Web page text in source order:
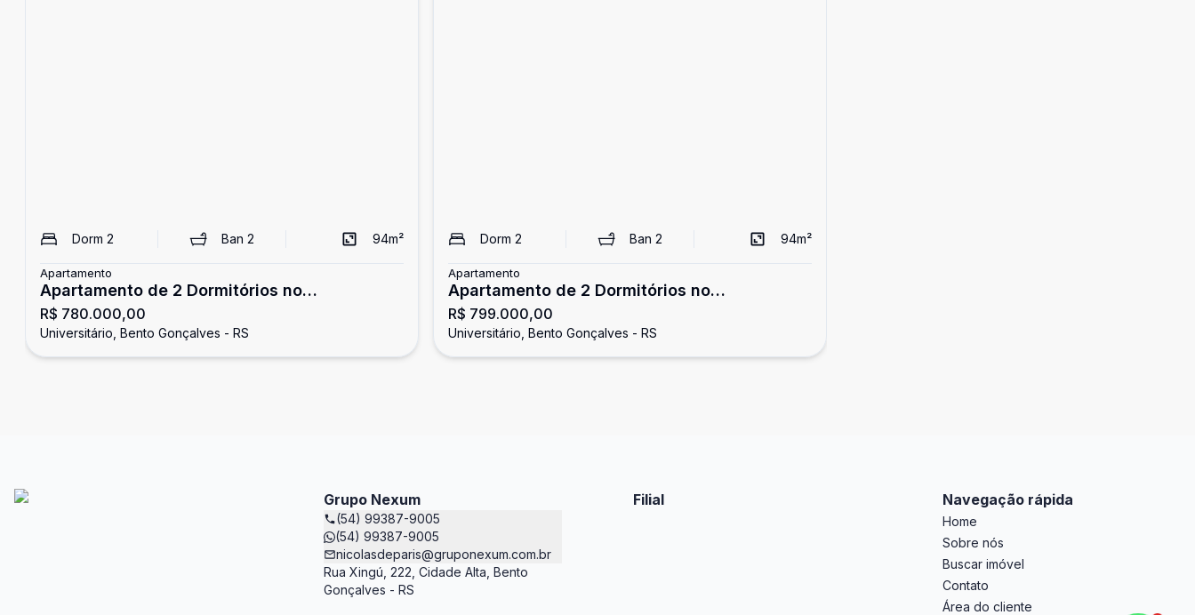
Dorm 2 Ban2 94m²
Apartamento
Apartamento de 2 Dormitórios no
Universitário
R$ 780.000,00
Universitário, Bento Gonçalves - RS
Dorm 2 Ban 2 94m²
Apartamento
Apartamento de 2 Dormitórios no
Universitário
R$ 799.000,00
Universitário, Bento Gonçalves - RS
Grupo Nexum
(54) 99387-9005
(54) 99387-9005
nicolasdeparis@gruponexum.com.br
Rua Xingú, 222, Cidade Alta, Bento
Gonçalves - RS
Filial Navegação rápida
Home
Sobre nós
Buscar imóvel
Contato
Área do cliente